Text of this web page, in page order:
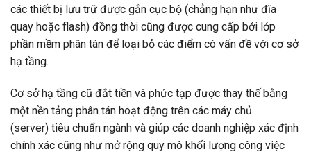
các thiết bị lưu trữ được gắn cục bộ (chẳng hạn như đĩa
quay hoặc flash) đồng thời cũng được cung cấp bởi lớp
phần mềm phân tán để loại bỏ các điểm có vấn đề với cơ sở
hạ tầng.
Cơ sở hạ tầng cũ đắt tiền và phức tạp được thay thế bằng
một nền tảng phân tán hoạt động trên các máy chủ
(server) tiêu chuẩn ngành và giúp các doanh nghiệp xác định
chính xác cũng như mở rộng quy mô khối lượng công việc